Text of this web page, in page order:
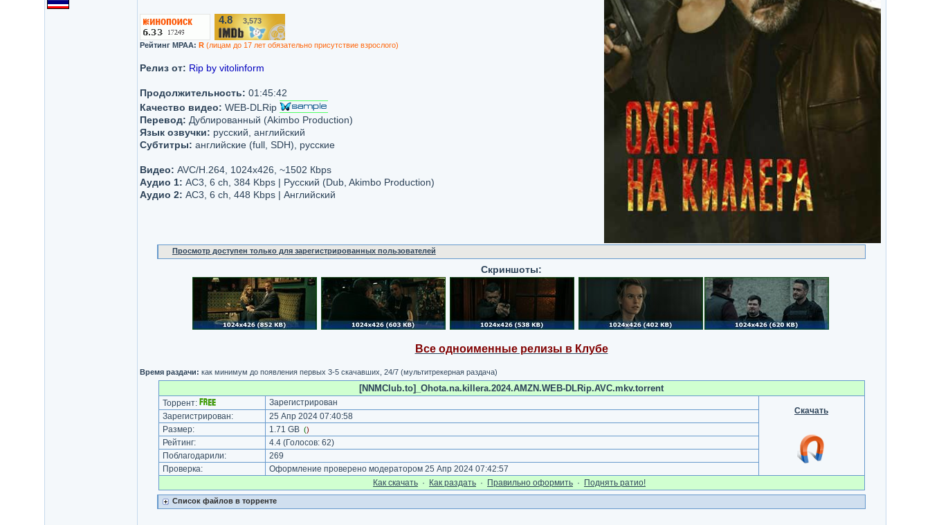
4.8/10 3,573
Рейтинг MPAA: R(лицам до 17 лет обязательно присутствие взрослого)
Релиз от: Rip by vitolinform
Продолжительность: 01:45:42
Качество видео: WEB-DLRip
Перевод: Дублированный (Akimbo Production)
Язык озвучки: русский, английский
Субтитры: английские (full, SDH), русские
Видео: AVC/H.264, 1024x426, ~1502 Кbps
Аудио 1: AC3, 6 ch, 384 Kbps | Русский (Dub, Akimbo Production)
Аудио 2: AC3, 6 ch, 448 Kbps | Английский
Просмотр доступен только для зарегистрированных пользователей
Скриншоты:
Все одноименные релизы в Клубе
Время раздачи: как минимум до появления первых 3-5 скачавших, 24/7 (мультитрекерная раздача)
[NNMClub.to]_Ohota.na.killera.2024.AMZN.WEB-DLRip.AVC.mkv.torrent
Торрент:
Зарегистрирован
Скачать
Зарегистрирован:
25 Апр 2024 07:40:58
Размер:
1.71 GB ()
Рейтинг: 4.4(Голосов: 62)
Поблагодарили:
269
Проверка:
Оформление проверено модератором 25 Апр 2024 07:42:57
Как cкачать · Как раздать · Правильно оформить · Поднять ратио!
Список файлов в торренте